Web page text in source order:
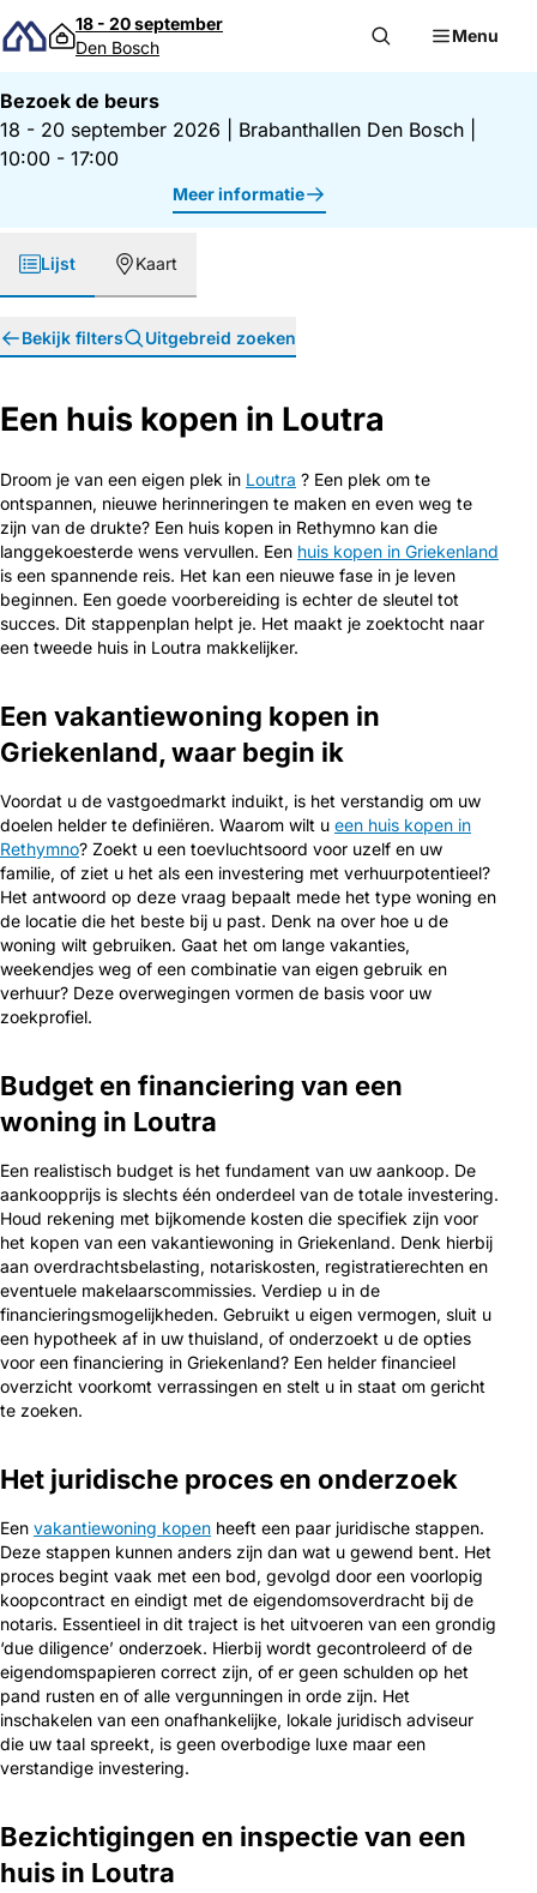
Direct naar inhoud
18 - 20 september
Den Bosch
Menu
Bezoek de beurs
18 - 20 september 2026
Brabanthallen Den Bosch
10:00 - 17:00
Meer informatie
Lijst Kaart
Bekijk filters Uitgebreid zoeken
Een huis kopen in Loutra
Droom je van een eigen plek in Loutra ? Een plek om te
ontspannen, nieuwe herinneringen te maken en even weg te
zijn van de drukte? Een huis kopen in Rethymno kan die
langgekoesterde wens vervullen. Een huis kopen in Griekenland
is een spannende reis. Het kan een nieuwe fase in je leven
beginnen. Een goede voorbereiding is echter de sleutel tot
succes. Dit stappenplan helpt je. Het maakt je zoektocht naar
een tweede huis in Loutra makkelijker.
Een vakantiewoning kopen in
Griekenland, waar begin ik
Voordat u de vastgoedmarkt induikt, is het verstandig om uw
doelen helder te definiëren. Waarom wilt u een huis kopen in
Rethymno? Zoekt u een toevluchtsoord voor uzelf en uw
familie, of ziet u het als een investering met verhuurpotentieel?
Het antwoord op deze vraag bepaalt mede het type woning en
de locatie die het beste bij u past. Denk na over hoe u de
woning wilt gebruiken. Gaat het om lange vakanties,
weekendjes weg of een combinatie van eigen gebruik en
verhuur? Deze overwegingen vormen de basis voor uw
zoekprofiel.
Budget en financiering van een
woning in Loutra
Een realistisch budget is het fundament van uw aankoop. De
aankoopprijs is slechts één onderdeel van de totale investering.
Houd rekening met bijkomende kosten die specifiek zijn voor
het kopen van een vakantiewoning in Griekenland. Denk hierbij
aan overdrachtsbelasting, notariskosten, registratierechten en
eventuele makelaarscommissies. Verdiep u in de
financieringsmogelijkheden. Gebruikt u eigen vermogen, sluit u
een hypotheek af in uw thuisland, of onderzoekt u de opties
voor een financiering in Griekenland? Een helder financieel
overzicht voorkomt verrassingen en stelt u in staat om gericht
te zoeken.
Het juridische proces en onderzoek
Een vakantiewoning kopen heeft een paar juridische stappen.
Deze stappen kunnen anders zijn dan wat u gewend bent. Het
proces begint vaak met een bod, gevolgd door een voorlopig
koopcontract en eindigt met de eigendomsoverdracht bij de
notaris. Essentieel in dit traject is het uitvoeren van een grondig
‘due diligence’ onderzoek. Hierbij wordt gecontroleerd of de
eigendomspapieren correct zijn, of er geen schulden op het
pand rusten en of alle vergunningen in orde zijn. Het
inschakelen van een onafhankelijke, lokale juridisch adviseur
die uw taal spreekt, is geen overbodige luxe maar een
verstandige investering.
Bezichtigingen en inspectie van een
huis in Loutra